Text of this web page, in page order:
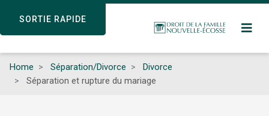
SORTIE RAPIDE
content
SORTIE RAPIDE
Home Séparation/Divorce
Divorce
Séparation et rupture du mariage